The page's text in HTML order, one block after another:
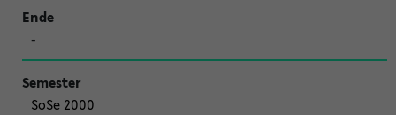
-
SoSe 2000